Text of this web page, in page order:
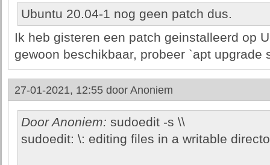
Ubuntu 20.04-1 nog geen patch dus.
Ik heb gisteren een patch geinstalleerd op
gewoon beschikbaar, probeer `apt upgrade
27-01-2021, 12:55 door Anoniem
Door Anoniem: sudoedit -s \\
sudoedit: \: editing files in a writable